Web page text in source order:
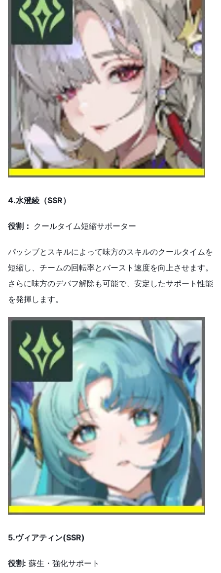
4.水澄綾（SSR）
役割： クールタイム短縮サポーター
パッシブとスキルによって味方のスキルのクールタイムを
短縮し、チームの回転率とバースト速度を向上させます。
さらに味方のデバフ解除も可能で、安定したサポート性能
を発揮します。
5.ヴィアティン(SSR)
役割: 蘇生・強化サポート